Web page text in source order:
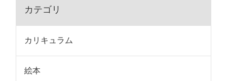
カテゴリ
カリキュラム
絵本